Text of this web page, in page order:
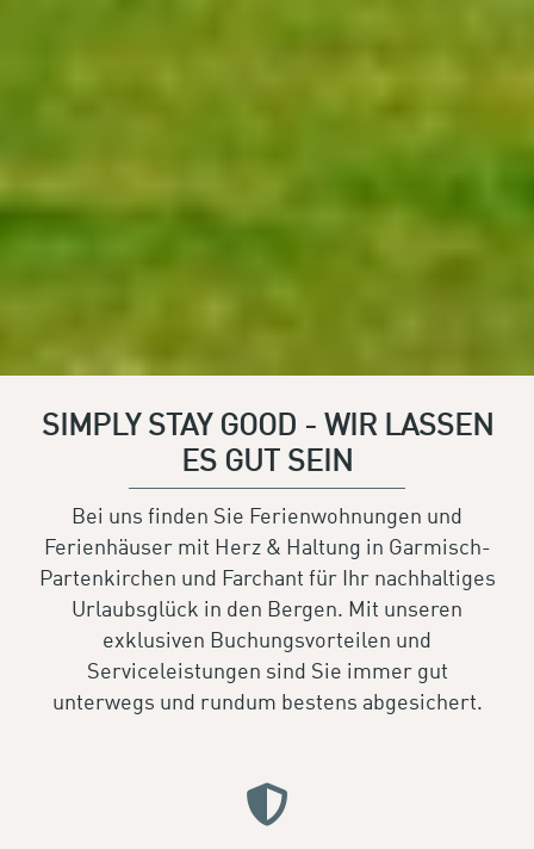
SIMPLY STAY GOOD - WIR LASSEN
ES GUT SEIN
Bei uns finden Sie Ferienwohnungen und
Ferienhäuser mit Herz & Haltung in Garmisch-
Partenkirchen und Farchant für Ihr nachhaltiges
Urlaubsglück in den Bergen. Mit unseren
exklusiven Buchungsvorteilen und
Serviceleistungen sind Sie immer gut
unterwegs und rundum bestens abgesichert.